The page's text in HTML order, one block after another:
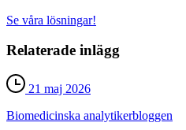
Se våra lösningar!
Relaterade inlägg
21 maj 2026
Biomedicinska analytiker­bloggen